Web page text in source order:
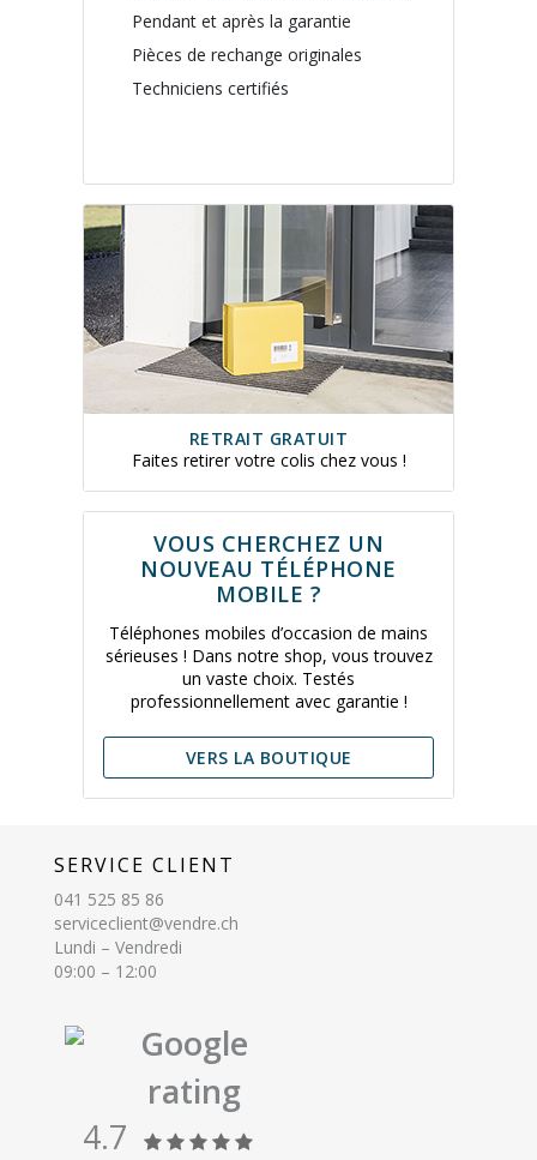
Pendant et après la garantie
Pièces de rechange originales
Techniciens certifiés
RETRAIT GRATUIT
Faites retirer votre colis chez vous !
VOUS CHERCHEZ UN
NOUVEAU TÉLÉPHONE
MOBILE ?
Téléphones mobiles d’occasion de mains
sérieuses ! Dans notre shop, vous trouvez
un vaste choix. Testés
professionnellement avec garantie !
VERS LA BOUTIQUE
SERVICE CLIENT
041 525 85 86
serviceclient@vendre.ch
Lundi – Vendredi
09:00 – 12:00
Google
rating
4.7